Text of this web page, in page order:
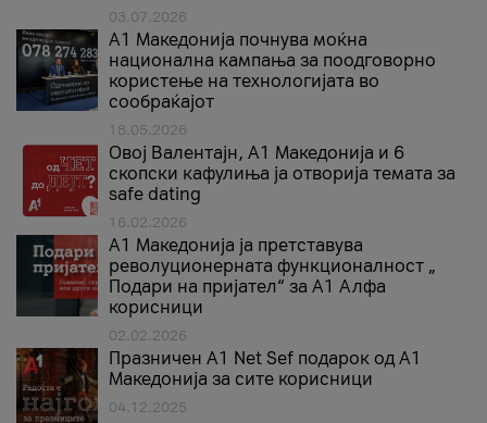
03.07.2026
A1 Македонија почнува моќна
национална кампања за поодговорно
користење на технологијата во
сообраќајот
18.05.2026
Овој Валентајн, A1 Македонија и 6
скопски кафулиња ја отворија темата за
safe dating
16.02.2026
А1 Македонија ја претставува
револуционерната функционалност „
Подари на пријател“ за А1 Алфа
корисници
02.02.2026
Празничен A1 Net Sеf подарок од А1
Македонија за сите корисници
04.12.2025